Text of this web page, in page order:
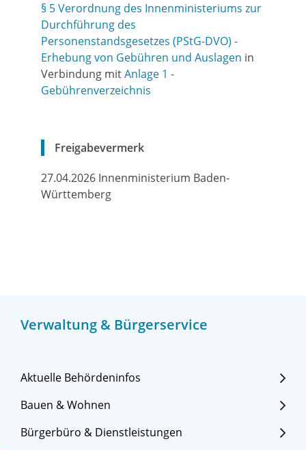
Verwaltung & Bürgerservice
Aktuelle Behördeninfos
Bauen & Wohnen
Bürgerbüro & Dienstleistungen
§ 5 Verordnung des Innenministeriums zur
Durchführung des
Personenstandsgesetzes (PStG-DVO) -
Erhebung von Gebühren und Auslagen in
Verbindung mitAnlage 1 -
Gebührenverzeichnis
Freigabevermerk
27.04.2026 Innenministerium Baden-
Württemberg